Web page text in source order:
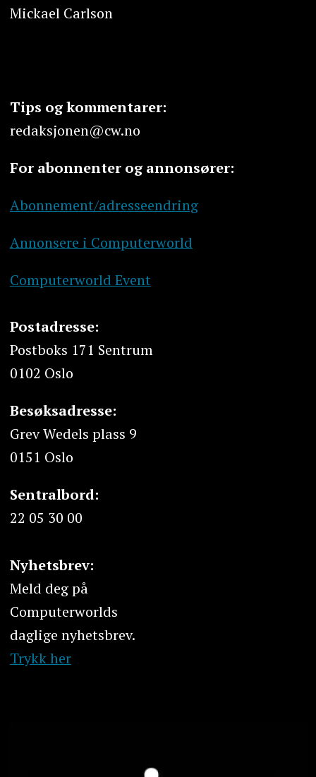
Mickael Carlson
Tips og kommentarer:
redaksjonen@cw.no
For abonnenter og annonsører:
Abonnement/adresseendring
Annonsere i Computerworld
Computerworld Event
Postadresse:
Postboks 171 Sentrum
0102 Oslo
Besøksadresse:
Grev Wedels plass 9
0151 Oslo
Sentralbord:
22 05 30 00
Nyhetsbrev:
Meld deg på
Computerworlds
daglige nyhetsbrev.
Trykk her